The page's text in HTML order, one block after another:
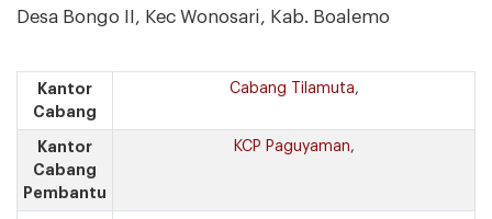
Desa Bongo II, Kec Wonosari, Kab. Boalemo
Kantor
Cabang
Cabang Tilamuta,
Kantor
Cabang
Pembantu
KCP Paguyaman,